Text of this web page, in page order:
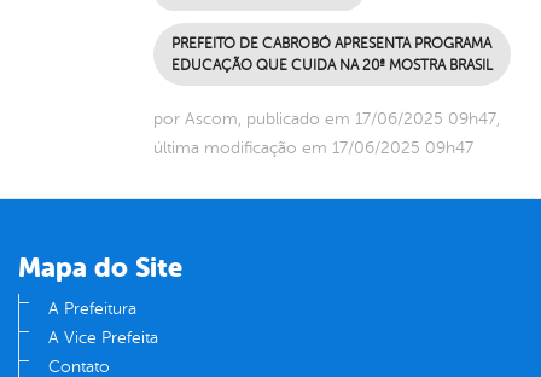
PREFEITO DE CABROBÓ APRESENTA PROGRAMA
EDUCAÇÃO QUE CUIDA NA 20ª MOSTRA BRASIL
por Ascom, publicado em 17/06/2025 09h47,
última modificação em 17/06/2025 09h47
Mapa do Site
A Prefeitura
A Vice Prefeita
Contato